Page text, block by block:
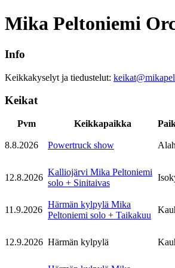
Mika Peltoniemi
Info
Keikkakyselyt ja tiedustelut:
Keikat
Pvm Keikkapaikka
8.8.2026 Powertruck show
12.8.2026
Kalliojärvi Mika Peltoniemi
solo + Sinitaivas
11.9.2026
Härmän kylpylä Mika
Peltoniemi solo + Taikakuu
12.9.2026 Härmän kylpylä